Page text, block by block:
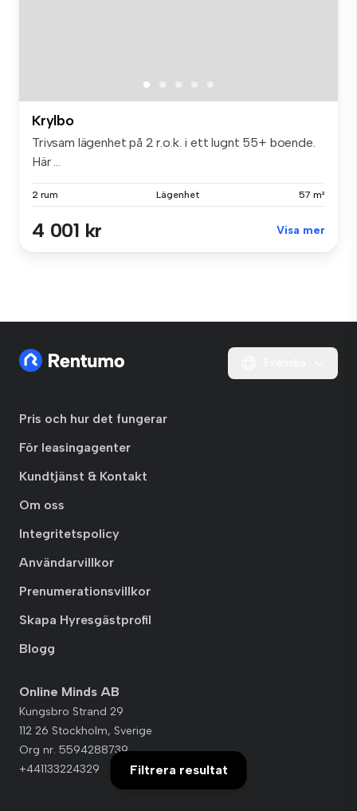
Filtrera resultat
Krylbo
Trivsam lägenhet på 2 r.o.k. i ett lugnt 55+ boende.
Här ...
2 rum Lägenhet 57 m²
4 001 kr Visa mer
Pris och hur det fungerar
För leasingagenter
Kundtjänst & Kontakt
Om oss
Integritetspolicy
Användarvillkor
Prenumerationsvillkor
Skapa Hyresgästprofil
Blogg
Online Minds AB
Kungsbro Strand 29
112 26 Stockholm, Sverige
Org nr. 5594288739
+441133224329